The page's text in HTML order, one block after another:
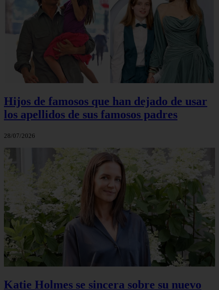
Hijos de famosos que han dejado de usar
los apellidos de sus famosos padres
28/07/2026
Katie Holmes se sincera sobre su nuevo